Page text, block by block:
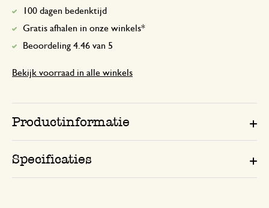
100 dagen bedenktijd
Gratis afhalen in onze winkels*
Beoordeling 4.46 van 5
Bekijk voorraad in alle winkels
Productinformatie
Specificaties